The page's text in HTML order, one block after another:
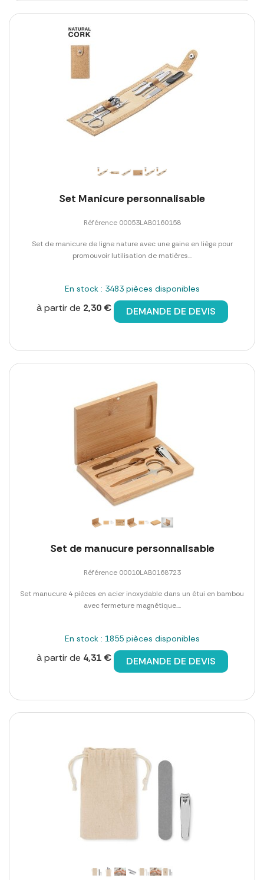
Set Manicure personnalisable
Référence 00053LAB0160158
Set de manicure de ligne nature avec une gaine en liège pour
promouvoir lutilisation de matières...
En stock : 3483 pièces disponibles
à partir de 2,30 € DEMANDE DE DEVIS
Set de manucure personnalisable
Référence 00010LAB0168723
Set manucure 4 pièces en acier inoxydable dans un étui en bambou
avec fermeture magnétique....
En stock : 1855 pièces disponibles
à partir de 4,31 € DEMANDE DE DEVIS